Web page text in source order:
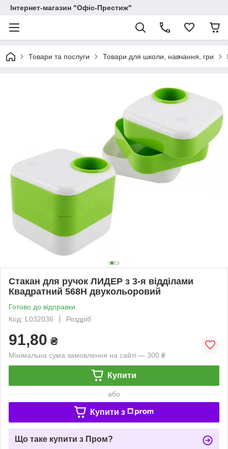
Інтернет-магазин "Офіс-Престиж"
Товари та послуги Товари для школи, навчання, гри
Стакан для ручок ЛИДЕР з 3-я відділами
Квадратний 568Н двукольоровий
Готово до відправки
Код: L032036
Роздріб
91,80 ₴
Мінімальна сума замовлення на сайті — 300 ₴
Купити
або
Купити з
Що таке купити з Пром?